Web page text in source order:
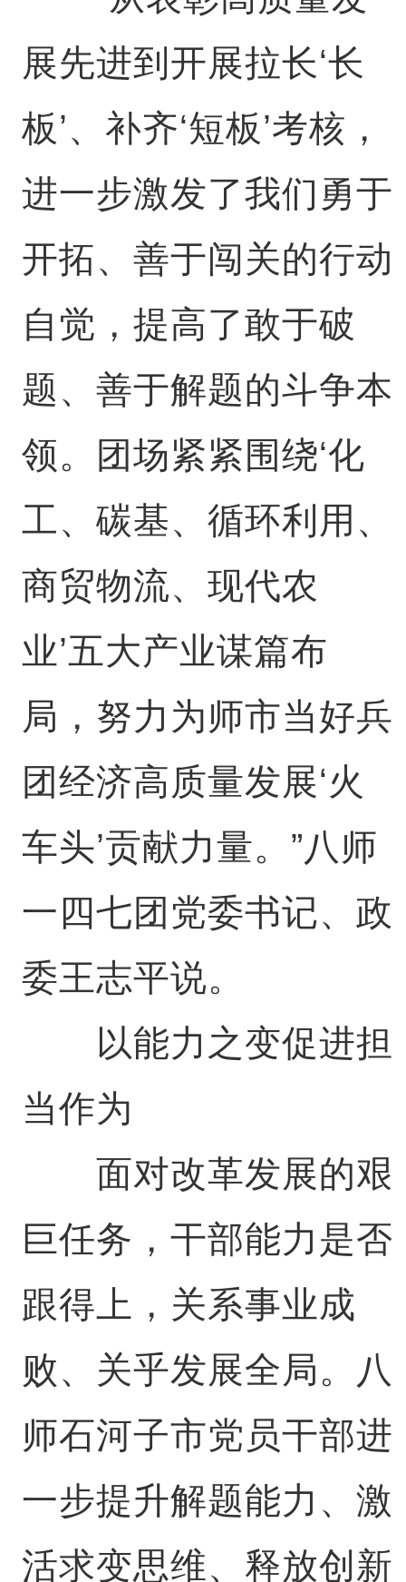
展先进到开展拉长‘长
板’、补齐‘短板’考核，
进一步激发了我们勇于
开拓、善于闯关的行动
自觉，提高了敢于破
题、善于解题的斗争本
领。团场紧紧围绕‘化
工、碳基、循环利用、
商贸物流、现代农
业’五大产业谋篇布
局，努力为师市当好兵
团经济高质量发展‘火
车头’贡献力量。”八师
一四七团党委书记、政
委王志平说。
以能力之变促进担
当作为
面对改革发展的艰
巨任务，干部能力是否
跟得上，关系事业成
败、关乎发展全局。八
师石河子市党员干部进
一步提升解题能力、激
活求变思维、释放创新